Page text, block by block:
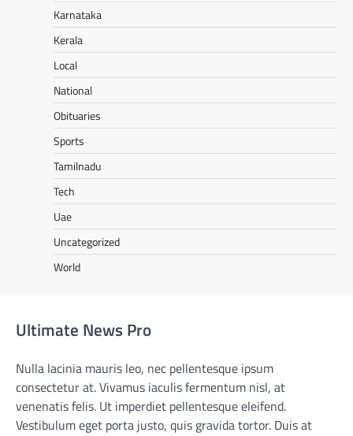
Karnataka
Kerala
Local
National
Obituaries
Sports
Tamilnadu
Tech
Uae
Uncategorized
World
Ultimate News Pro
Nulla lacinia mauris leo, nec pellentesque ipsum
consectetur at. Vivamus iaculis fermentum nisl, at
venenatis felis. Ut imperdiet pellentesque eleifend.
Vestibulum eget porta justo, quis gravida tortor. Duis at